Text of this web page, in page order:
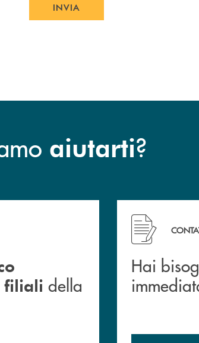
INVIA FORM
INVIA
aiutarti?
delle filiali della Bcc
filiali della
Hai bisogno di
Hai